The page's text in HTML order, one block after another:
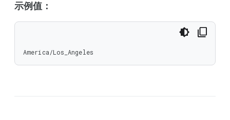
示例值：
America/Los_Angeles